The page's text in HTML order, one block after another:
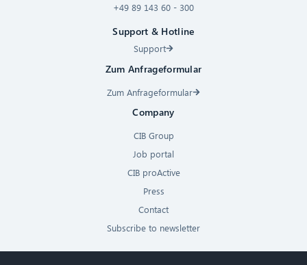
+49 89 143 60 - 300
Support & Hotline
Support
Zum Anfrageformular
Zum Anfrageformular
Company
CIB Group
Job portal
CIB proActive
Press
Contact
Subscribe to newsletter